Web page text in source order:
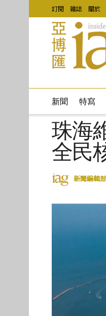
訂閱 雜誌 關於
新聞 特寫
珠海
全民
新聞編輯部